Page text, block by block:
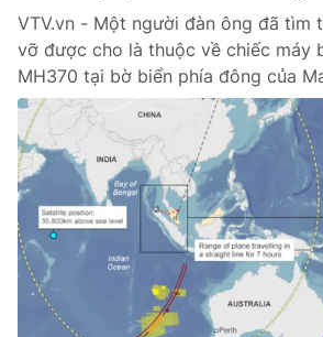
VTV.vn - Một người đàn ông đã tìm
vỡ được cho là thuộc về chiếc máy
MH370 tại bờ biển phía đông của